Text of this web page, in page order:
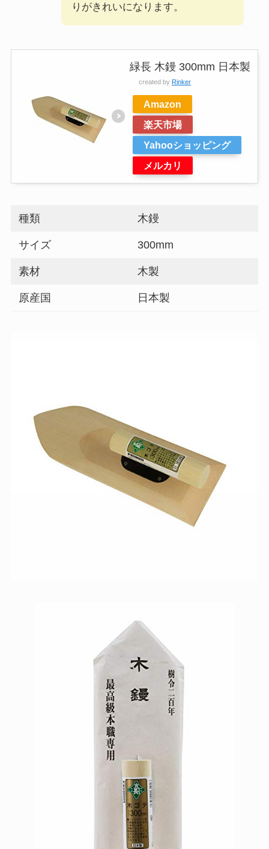
りがきれいになります。
緑長 木鏝 300mm 日本製
created by Rinker
Amazon
楽天市場
Yahooショッピング
メルカリ
種類 木鏝
サイズ 300mm
素材 木製
原産国 日本製